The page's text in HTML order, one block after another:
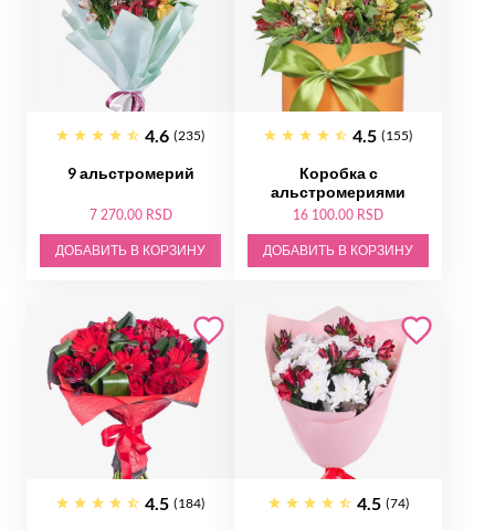
4.6 (235)
9 альстромерий
7 270.00 RSD
ДОБАВИТЬ В КОРЗИНУ
4.5 (155)
Коробка с
альстромериями
16 100.00 RSD
ДОБАВИТЬ В КОРЗИНУ
4.5 (184) 4.5 (74)